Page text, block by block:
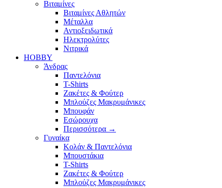
Βιταμίνες
Βιταμίνες Αθλητών
Μέταλλα
Αντιοξειδωτικά
Ηλεκτρολύτες
Νιτρικά
HOBBY
Άνδρας
Παντελόνια
T-Shirts
Ζακέτες & Φούτερ
Μπλούζες Μακρυμάνικες
Μπουφάν
Εσώρουχα
Περισσότερα →
Γυναίκα
Κολάν & Παντελόνια
Μπουστάκια
T-Shirts
Ζακέτες & Φούτερ
Μπλούζες Μακρυμάνικες